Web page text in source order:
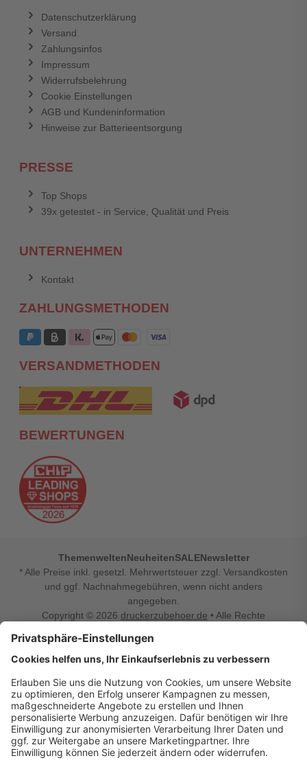
Datenschutzerklärung
Versand
Zahlungsinfos
Impressum
Widerrufsbelehrung
Cookie Einstellungen
AGB und Kundeninformation
Hinweise zur Batterieentsorgung
PRESSE
Top Shops
39x getestet - in Service, Qualität und Preis
UNTERNEHMEN
Kontakt
ZAHLUNGSMETHODEN
VERSANDMETHODEN
BEWERTUNGEN
ThemenweltenNeuheitenSALENewsletter
* Alle Preise inkl. gesetzl. Mehrwertsteuer zzgl. Versandkosten
und ggf. Nachnahmegebühren, wenn nicht anders
angegeben.
Copyright © 2026 druckerzubehoer.de • Alle Rechte
Vertrag widerrufen
Druckerzubehoer.de – preiswerte Qualität für Ihr Office
Sie sind auf der Suche nach dem passenden Druckerzubehör
oder Zubehör für das Büro, den Computer oder Ihr
Smartphone? Dann sind Sie bei Druckerzubehoer.de genau
richtig! Unser breites Sortiment bietet unter anderem Tinte
und Toner für alle gängigen Druckermodelle – großer sowie
kleiner Hersteller. Zugleich sind wir Ihr Online Fachhandel für